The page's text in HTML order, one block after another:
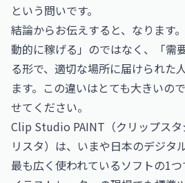
という問いです。
結論からお伝えすると、なります
動的に稼げる」のではなく、「需
る形で、適切な場所に届けられた
ます。この違いはとても大きいの
せてください。
Clip Studio PAINT（クリップスタ
リスタ）は、いまや日本のデジタ
最も広く使われているソフトの1